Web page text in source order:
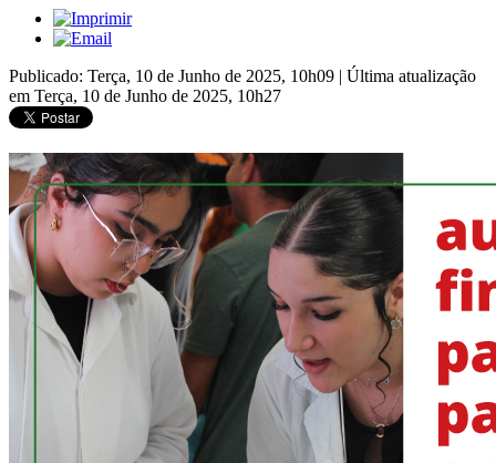
Publicado: Terça, 10 de Junho de 2025, 10h09 | Última atualização
em Terça, 10 de Junho de 2025, 10h27